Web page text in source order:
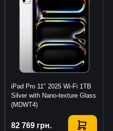
iPad Pro 11″ 2025 Wi-Fi 1TB
Silver with Nano-texture Glass
(MDWT4)
82 769 грн.
Купити